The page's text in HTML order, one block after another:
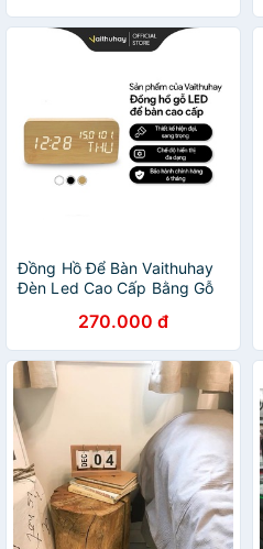
Đồng Hồ Để Bàn Vaithuhay
Đèn Led Cao Cấp Bằng Gỗ
270.000 đ